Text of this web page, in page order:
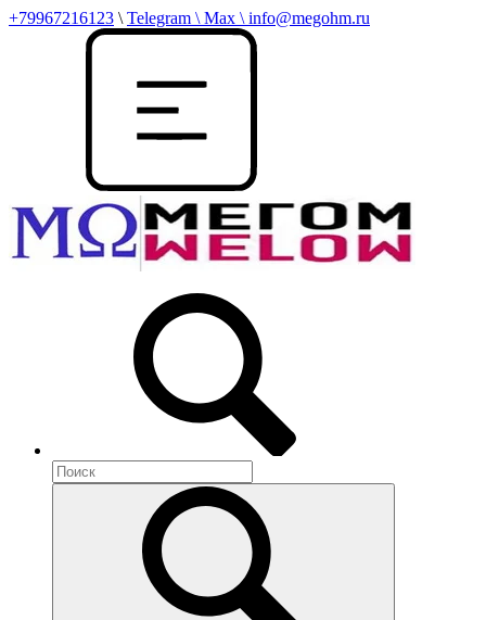
+79967216123 \ Telegram \ Max \ info@megohm.ru